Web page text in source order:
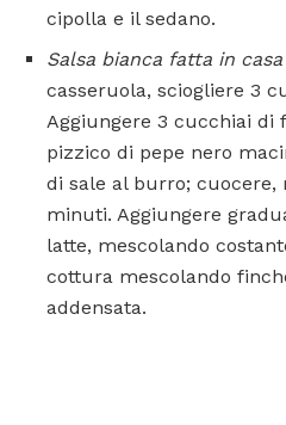
cipolla e il sedano.
Salsa bianca fatta in casa
casseruola, sciogliere 3
Aggiungere 3 cucchiai
pizzico di pepe nero
di sale al burro; cuocere,
minuti. Aggiungere
latte, mescolando
cottura mescolando
addensata.